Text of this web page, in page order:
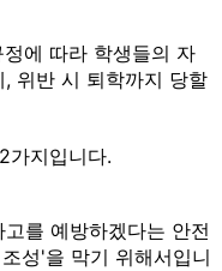
에 따라 학생들의 자
위반 시 퇴학까지 당할
가지입니다.
를 예방하겠다는 안전
성'을 막기 위해서입니